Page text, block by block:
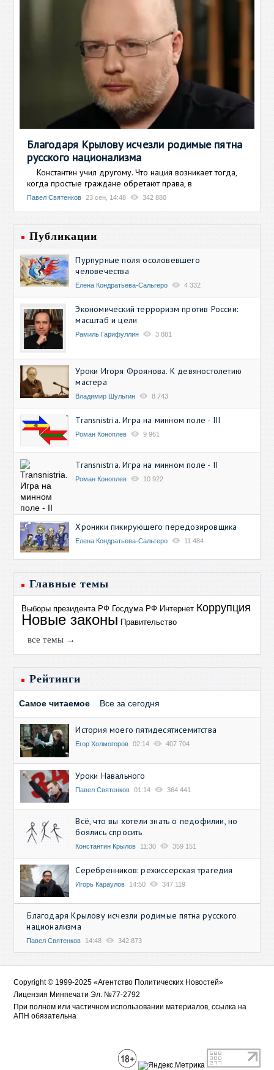
Благодаря Крылову исчезли родимые пятна
русского национализма
Константин учил другому. Что нация возникает тогда,
когда простые граждане обретают права, в
Павел Святенков 23 сен, 14:48 342 880
Публикации
Пурпурные поля осоловевшего
человечества
Елена Кондратьева-Сальгеро 4 332
Экономический терроризм против России:
масштаб и цели
Рамиль Гарифуллин 3 881
Уроки Игоря Фроянова. К девяностолетию
мастера
Владимир Шульгин 8 743
Transnistria. Игра на минном поле - III
Роман Коноплев 9 961
Transnistria. Игра на минном поле - II
Роман Коноплев 10 922
Хроники пикирующего передозировщика
Елена Кондратьева-Сальгеро 11 484
Главные темы
Выборы президента РФ Госдума РФ Интернет Коррупция
Новые законы Правительство
все темы →
Рейтинги
Самое читаемое Все за сегодня
История моего пятидесятисемитства
Егор Холмогоров 02:14 407 704
Уроки Навального
Павел Святенков 01:14 364 441
Всё, что вы хотели знать о педофилии, но
боялись спросить
Константин Крылов 11:30 359 151
Серебренников: режиссерская трагедия
Игорь Караулов 14:50 347 119
Благодаря Крылову исчезли родимые пятна русского
национализма
Павел Святенков 14:48 342 873
Copyright © 1999-2025 «Агентство Политических Новостей»
Лицензия Минпечати Эл. №77-2792
При полном или частичном использовании материалов, ссылка на
АПН обязательна